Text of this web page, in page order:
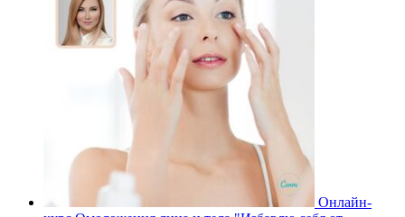
Онлайн-